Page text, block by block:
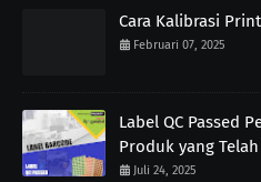
Cara Kalibrasi
Februari 07, 2025
Label QC Passed
Produk yang
Juli 24, 2025